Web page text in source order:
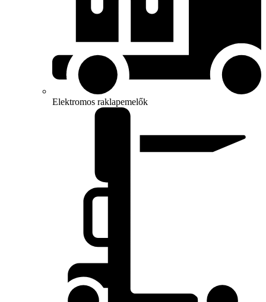
Elektromos raklapemelők